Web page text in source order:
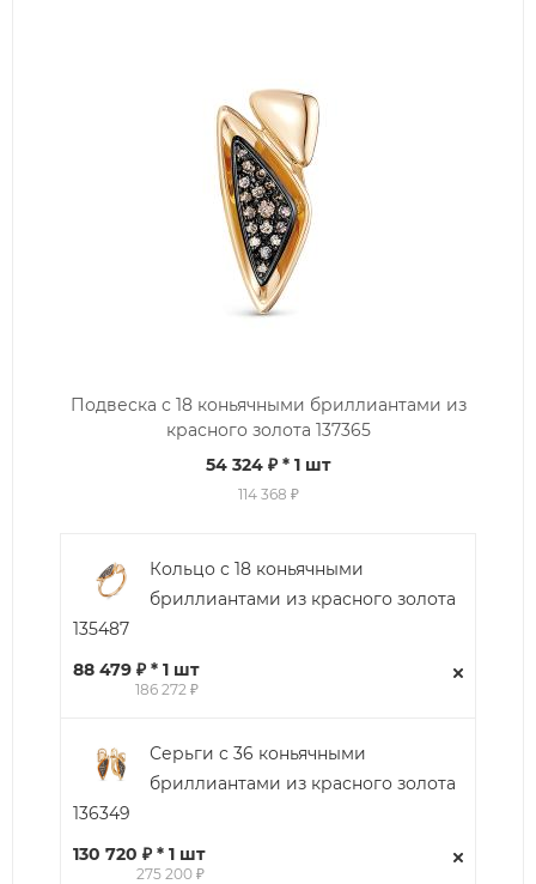
Подвеска с 18 коньячными бриллиантами из
красного золота 137365
54 324 ₽ * 1 шт
114 368 ₽
Кольцо с 18 коньячными
бриллиантами из красного золота
135487
88 479 ₽ * 1 шт
186 272 ₽
Серьги с 36 коньячными
бриллиантами из красного золота
136349
130 720 ₽ * 1 шт
275 200 ₽